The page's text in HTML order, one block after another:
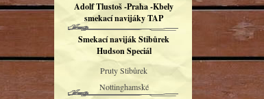
Adolf Tlustoš -Praha -Kbely
smekací navijáky TAP
Smekací naviják Stibůrek
Hudson Speciál
Pruty Stibůrek
Nottinghamské